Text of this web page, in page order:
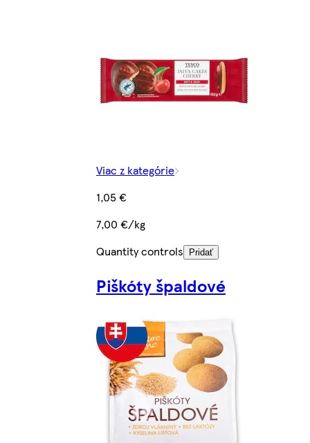
Viac z kategórie
1,05 €
7,00 €/kg
Quantity controls
Pridať
Piškóty špaldové